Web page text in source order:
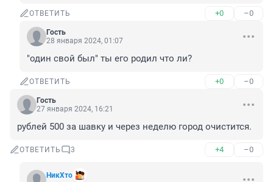
ОТВЕТИТЬ +0 –0
Гость
28 января 2024, 01:07
"один свой был" ты его родил что ли?
ОТВЕТИТЬ +0 –0
Гость
27 января 2024, 16:21
рублей 500 за шавку и через неделю город очистится.
ОТВЕТИТЬ 3 +4 –0
НикХто